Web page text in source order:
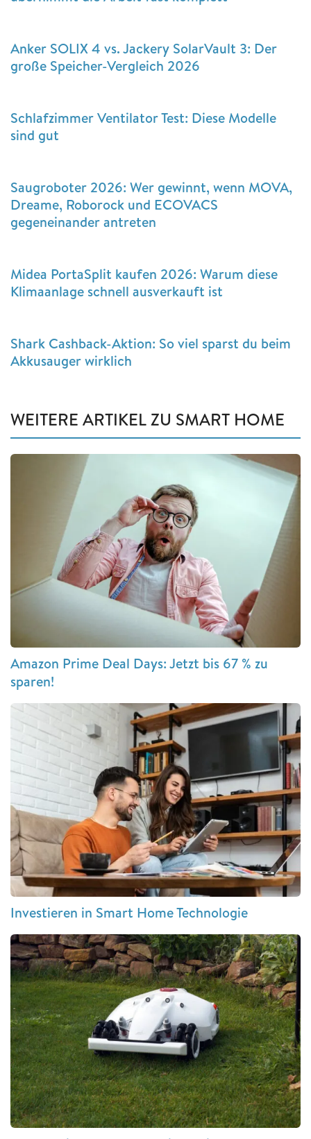
Anker SOLIX 4 vs. Jackery SolarVault 3: Der
große Speicher-Vergleich 2026
Schlafzimmer Ventilator Test: Diese Modelle
sind gut
Saugroboter 2026: Wer gewinnt, wenn MOVA,
Dreame, Roborock und ECOVACS
gegeneinander antreten
Midea PortaSplit kaufen 2026: Warum diese
Klimaanlage schnell ausverkauft ist
Shark Cashback-Aktion: So viel sparst du beim
Akkusauger wirklich
WEITERE ARTIKEL ZU SMART HOME
Amazon Prime Deal Days: Jetzt bis 67 % zu
sparen!
Investieren in Smart Home Technologie